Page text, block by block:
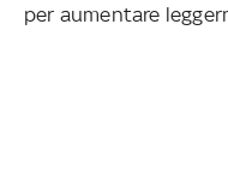
per aumentare